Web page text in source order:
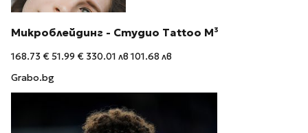
Микроблейдинг - Студио Tattoo M³
168.73 €51.99 € 330.01 лв 101.68 лв
Grabo.bg